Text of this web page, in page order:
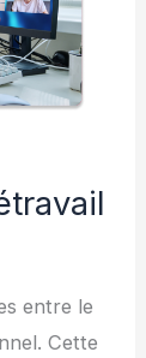
entre le
Cette